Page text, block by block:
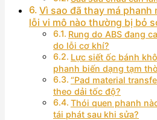
Vì sao đã thay má phanh
lỗi vi mô nào thường bị bỏ
Rung do ABS đang
do lỗi cơ khí?
Lực siết ốc bánh
phanh biến dạng tạm
“Pad material
theo dải tốc độ?
Thói quen phanh
tái phát sau khi sửa?